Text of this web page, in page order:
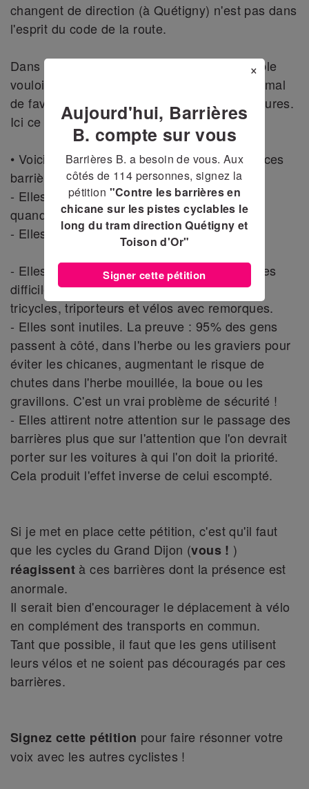
changent de direction (à Quétigny) n'est pas dans
l'esprit du code de la route.
Dans une dynamique multimodale que semble
vouloir adopter le Grand Dijon, il semble normal
de favoriser l'utilisation du vélo face aux voitures.
Ici ce n'est tout simplement pas le cas !
• Voici les arguments contre la présence de ces
barrières :
- Elles coutent cher (oui c'est trop tard mais
quand même).
- Elles nous freinent beaucoup trop !
- Elles font faire aux cyclistes des manœuvres
difficiles et impossibles pour les tandems,
tricycles, triporteurs et vélos avec remorques.
- Elles sont inutiles. La preuve : 95% des gens
passent à côté, dans l'herbe ou les graviers pour
éviter les chicanes, augmentant le risque de
chutes dans l'herbe mouillée, la boue ou les
gravillons. C'est un vrai problème de sécurité !
- Elles attirent notre attention sur le passage des
barrières plus que sur l'attention que l'on devrait
porter sur les voitures à qui l'on doit la priorité.
Cela produit l'effet inverse de celui escompté.
Si je met en place cette pétition, c'est qu'il faut
que les cycles du Grand Dijon (vous ! )
réagissent à ces barrières dont la présence est
anormale.
Il serait bien d'encourager le déplacement à vélo
en complément des transports en commun.
Tant que possible, il faut que les gens utilisent
leurs vélos et ne soient pas découragés par ces
barrières.
Signez cette pétition pour faire résonner votre
voix avec les autres cyclistes !
×
Aujourd'hui, Barrières
B. compte sur vous
Barrières B. a besoin de vous. Aux
côtés de 114 personnes, signez la
pétition "Contre les barrières en
chicane sur les pistes cyclables le
long du tram direction Quétigny et
Toison d'Or"
Signer cette pétition